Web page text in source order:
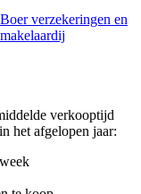
Boer verzekeringen en
makelaardij
verkooptijd
het afgelopen jaar: